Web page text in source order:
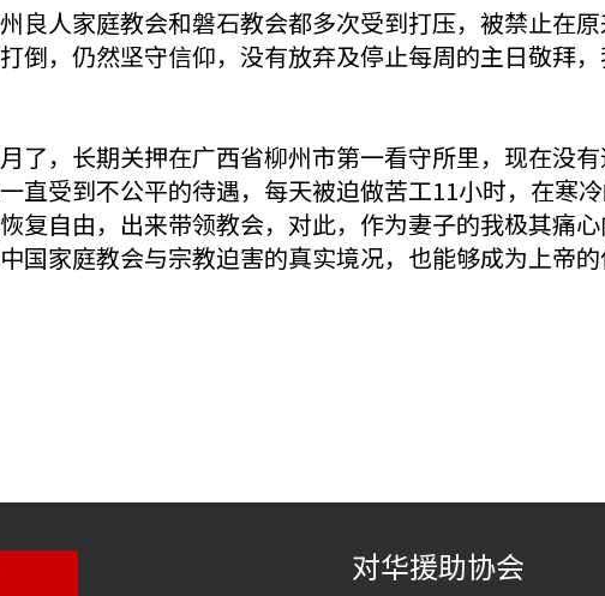
良人家庭教会和磐石教会都多次受到打压，被禁止在
倒，仍然坚守信仰，没有放弃及停止每周的主日敬拜
了，长期关押在广西省柳州市第一看守所里，现在没
直受到不公平的待遇，每天被迫做苦工11小时，在寒
复自由，出来带领教会，对此，作为妻子的我极其痛
国家庭教会与宗教迫害的真实境况，也能够成为上帝的
对华援助协会